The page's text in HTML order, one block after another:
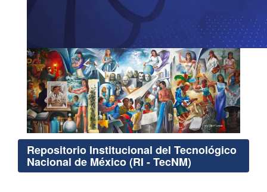
Repositorio Institucional del Tecnológico
Nacional de México (RI - TecNM)